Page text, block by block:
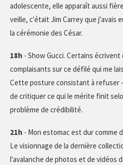
adolescente, elle apparaît aussi
veille, c'était Jim Carrey que j'avais
la cérémonie des César.
18h - Show Gucci. Certains écrivent
complaisants sur ce défilé qui me
Cette posture consistant à refuser
de critiquer ce qui le mérite finit
problème de crédibilité.
21h - Mon estomac est dur comme
Le visionnage de la dernière
l'avalanche de photos et de vidéos